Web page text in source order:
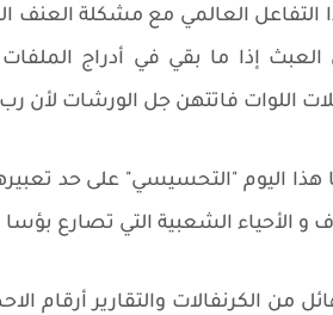
التفاعل العالمي مع مشكلة
إذا ما بقي في أدراج
اللوات فاتتهن جل الورشات لأن
هذا اليوم "التحسيسي" على حد
و الأحياء الشعبية التي تصارع
من الكرنفالات والتقارير أرقام